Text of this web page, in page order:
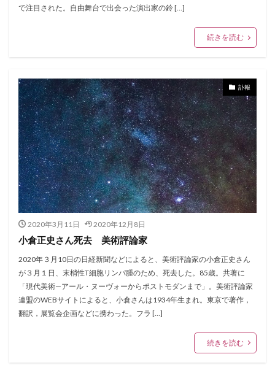
で注目された。自由舞台で出会った演出家の鈴 […]
続きを読む
訃報
2020年3月11日 2020年12月8日
小倉正史さん死去 美術評論家
2020年３月10日の日経新聞などによると、美術評論家の小倉正史さん
が３月１日、末梢性T細胞リンパ腫のため、死去した。85歳。共著に
「現代美術—アール・ヌーヴォーからポストモダンまで」。美術評論家
連盟のWEBサイトによると、小倉さんは1934年生まれ。東京で著作，
翻訳，展覧会企画などに携わった。フラ […]
続きを読む